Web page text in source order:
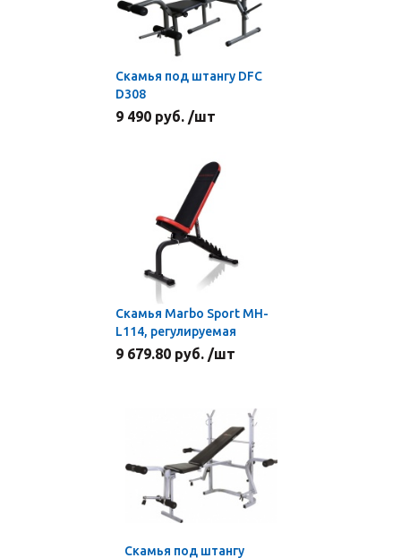
Скамья под штангу DFC
D308
9 490 руб. /шт
Скамья Marbo Sport MH-
L114, регулируемая
9 679.80 руб. /шт
Скамья под штангу